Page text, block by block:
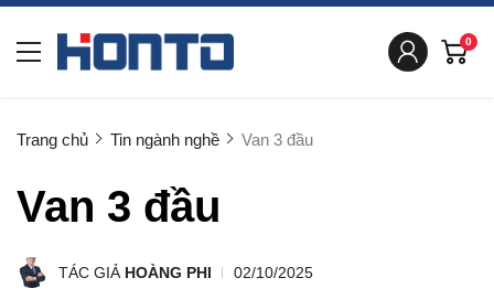
0
Trang chủ Tin ngành nghề Van 3 đầu
Van 3 đầu
TÁC GIẢ HOÀNG PHI 02/10/2025